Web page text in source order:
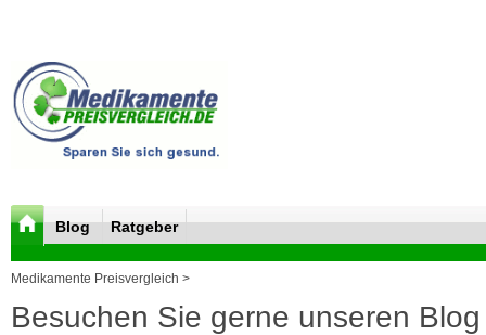
Blog Ratgeber
Medikamente Preisvergleich >
Besuchen Sie gerne unseren